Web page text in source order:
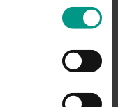
søger overvundet
forventes, at
øget lokalt
tale om ejendomme